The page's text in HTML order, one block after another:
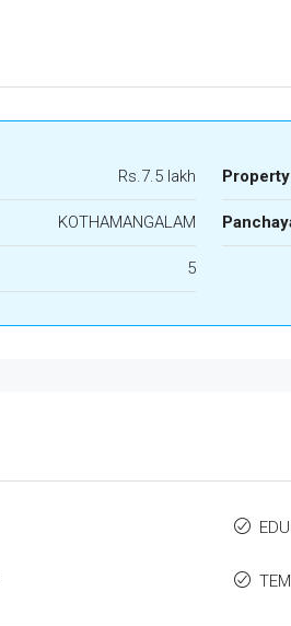
Rs.7.5 lakh
KOTHAMANGALAM
5